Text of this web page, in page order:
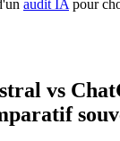
audit IA pour
vs